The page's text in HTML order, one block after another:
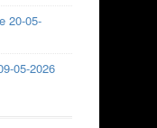
20-05-
05-2026